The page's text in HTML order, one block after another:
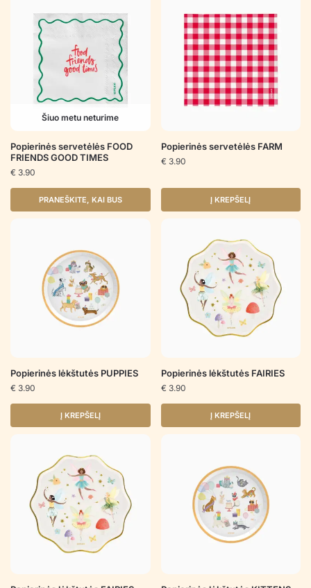
Šiuo metu neturime
Popierinės servetėlės FOOD
FRIENDS GOOD TIMES
€ 3.90
PRANEŠKITE, KAI BUS
Popierinės servetėlės FARM
€ 3.90
Į KREPŠELĮ
Popierinės lėkštutės PUPPIES
€ 3.90
Į KREPŠELĮ
Popierinės lėkštutės FAIRIES
€ 3.90
Į KREPŠELĮ